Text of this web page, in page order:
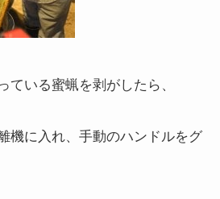
いる蜜蝋を剥がしたら、
機に入れ、手動のハンドルをグ